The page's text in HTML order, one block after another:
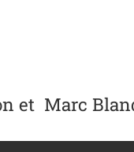
et Marc